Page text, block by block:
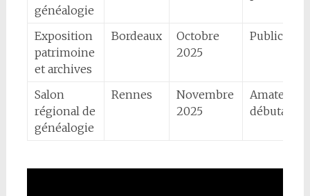
généalogie
Exposition
patrimoine
et archives
Bordeaux
Octobre
2025
Public
Salon
régional de
généalogie
Rennes
Novembre
2025
Amateurs,
débutants